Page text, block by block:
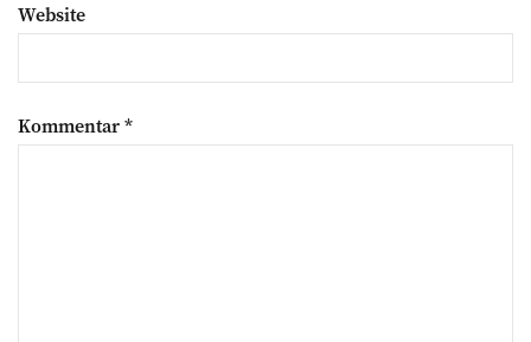
Website
Kommentar*